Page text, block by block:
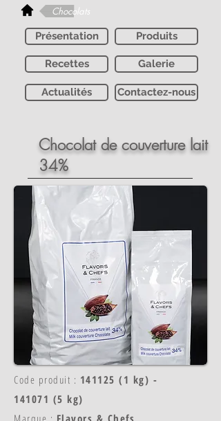
Chocolats
Présentation
Recettes
Actualités
Produits
Galerie
Contactez-nous
Chocolat de couverture lait
34%
Code produit : 141125 (1 kg) -
141071 (5 kg)
Marque : Flavors & Chefs